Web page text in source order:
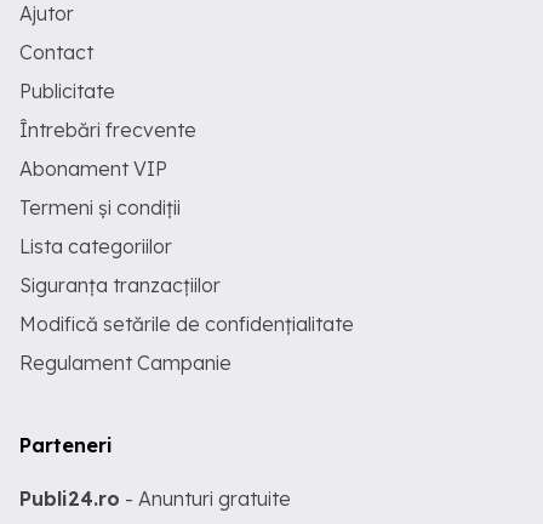
Ajutor
Contact
Publicitate
Întrebări frecvente
Abonament VIP
Termeni și condiții
Lista categoriilor
Siguranța tranzacțiilor
Modifică setările de confidențialitate
Regulament Campanie
Parteneri
Publi24.ro - Anunturi gratuite